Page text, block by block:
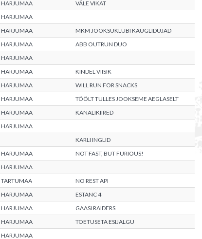
HARJUMAA
VÄLE VIKAT
HARJUMAA
HARJUMAA
MKM JOOKSUKLUBI KAUGLIDUJAD
HARJUMAA
ABB OUTRUN DUO
HARJUMAA
HARJUMAA
KINDEL VIISIK
HARJUMAA
WILL RUN FOR SNACKS
HARJUMAA
TÖÖLT TULLES JOOKSEME AEGLASELT
HARJUMAA
KANALIKIIRED
HARJUMAA
KARLI INGLID
HARJUMAA
NOT FAST, BUT FURIOUS!
HARJUMAA
TARTUMAA
NO REST API
HARJUMAA
ESTANC 4
HARJUMAA
GAASI RAIDERS
HARJUMAA
TOETUSETA ESIJALGU
HARJUMAA